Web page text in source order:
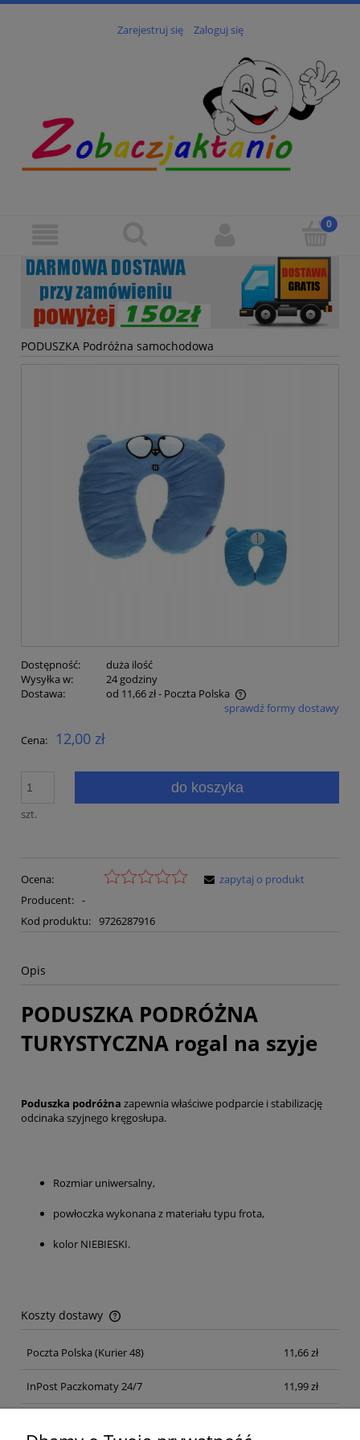
Zarejestruj się Zaloguj się
PODUSZKA Podróżna samochodowa
Dostępność:
duża ilość
Wysyłka w:
24 godziny
Dostawa:
od 11,66 zł- Poczta Polska
Cena nie zawiera ewentualnych kosztów płatnościsprawdź formy dostawy
Cena: 12,00 zł
szt.
do koszyka
Ocena:
Producent: -
Kod produktu: 9726287916
zapytaj o produkt
Opis
PODUSZKA PODRÓŻNA
TURYSTYCZNA rogal na szyje
Poduszka podróżna zapewnia właściwe podparcie i stabilizację
odcinaka szyjnego kręgosłupa.
Rozmiar uniwersalny,
powłoczka wykonana z materiału typu frota,
kolor NIEBIESKI.
Koszty dostawy
Cena nie zawiera ewentualnych kosztów płatności
Poczta Polska (Kurier 48) 11,66 zł
InPost Paczkomaty 24/7 11,99 zł